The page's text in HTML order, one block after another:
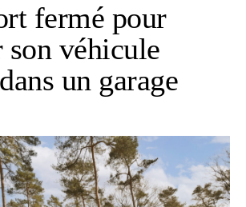
fermé pour
son véhicule
un garage